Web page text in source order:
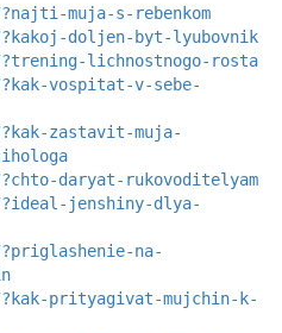
muja-s-rebenkom
doljen-byt-lyubovnik
lichnostnogo-rosta
vospitat-v-sebe-
zastavit-muja-
daryat-rukovoditelyam
jenshiny-dlya-
na-
prityagivat-mujchin-k-